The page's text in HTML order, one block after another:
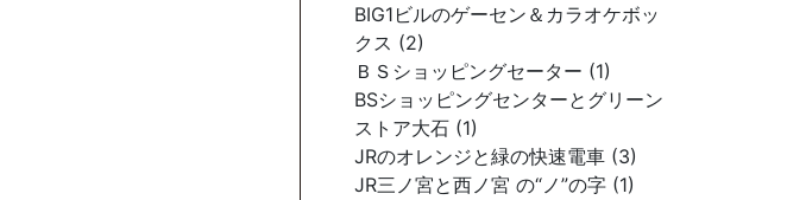
BIG1ビルのゲーセン＆カラオケボッ
クス (2)
ＢＳショッピングセーター (1)
BSショッピングセンターとグリーン
ストア大石 (1)
JRのオレンジと緑の快速電車 (3)
JR三ノ宮と西ノ宮 の“ノ”の字 (1)